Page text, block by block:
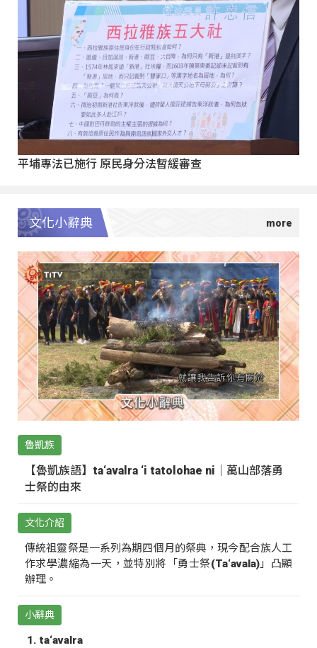
平埔專法已施行 原民身分法暫緩審查
文化小辭典
魯凱族
【魯凱族語】ta‘avalra ‘i tatolohae ni｜萬山部落勇
士祭的由來
文化介紹
傳統祖靈祭是一系列為期四個月的祭典，現今配合族人工
作求學濃縮為一天，並特別將「勇士祭(Ta‘avala)」凸顯
辦理。
小辭典
ta‘avalra